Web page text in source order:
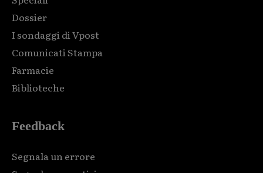
Dossier
I sondaggi di Vpost
Comunicati Stampa
Farmacie
Biblioteche
Feedback
Segnala un errore